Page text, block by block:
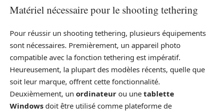
Matériel nécessaire pour le shooting tethering
Pour réussir un shooting tethering, plusieurs équipements
sont nécessaires. Premièrement, un appareil photo
compatible avec la fonction tethering est impératif.
Heureusement, la plupart des modèles récents, quelle que
soit leur marque, offrent cette fonctionnalité.
Deuxièmement, un ordinateur ou une tablette
Windows doit être utilisé comme plateforme de